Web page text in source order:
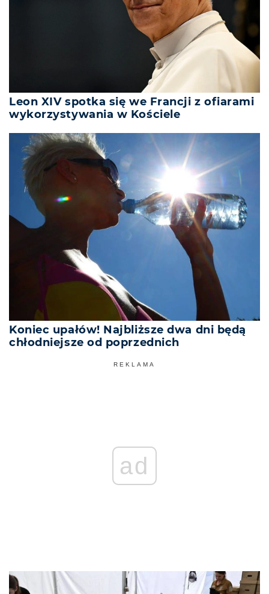
Leon XIV spotka się we Francji z ofiarami
wykorzystywania w Kościele
Koniec upałów! Najbliższe dwa dni będą
chłodniejsze od poprzednich
REKLAMA
ad